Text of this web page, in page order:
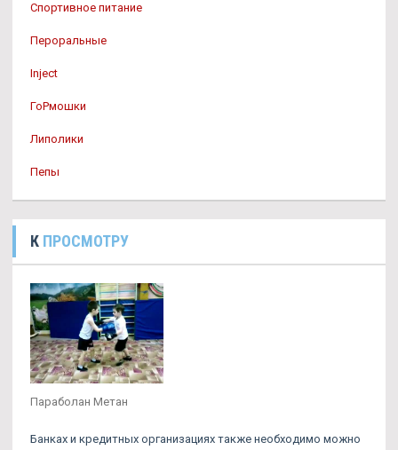
Спортивное питание
Пероральные
Inject
ГоРмошки
Липолики
Пепы
К ПРОСМОТРУ
Параболан Метан
Банках и кредитных организациях также необходимо можно